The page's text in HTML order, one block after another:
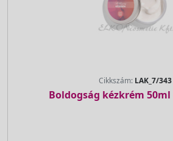
Cikkszám: LAK_7/343
Boldogság kézkrém 50ml